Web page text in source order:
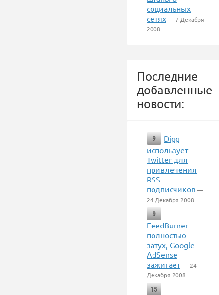
социальных
сетях — 7 Декабря
2008
Последние
добавленные
новости:
9
Digg
использует
Twitter для
привлечения
RSS
подписчиков —
24 Декабря 2008
9
FeedBurner
полностью
затух, Google
AdSense
зажигает — 24
Декабря 2008
15